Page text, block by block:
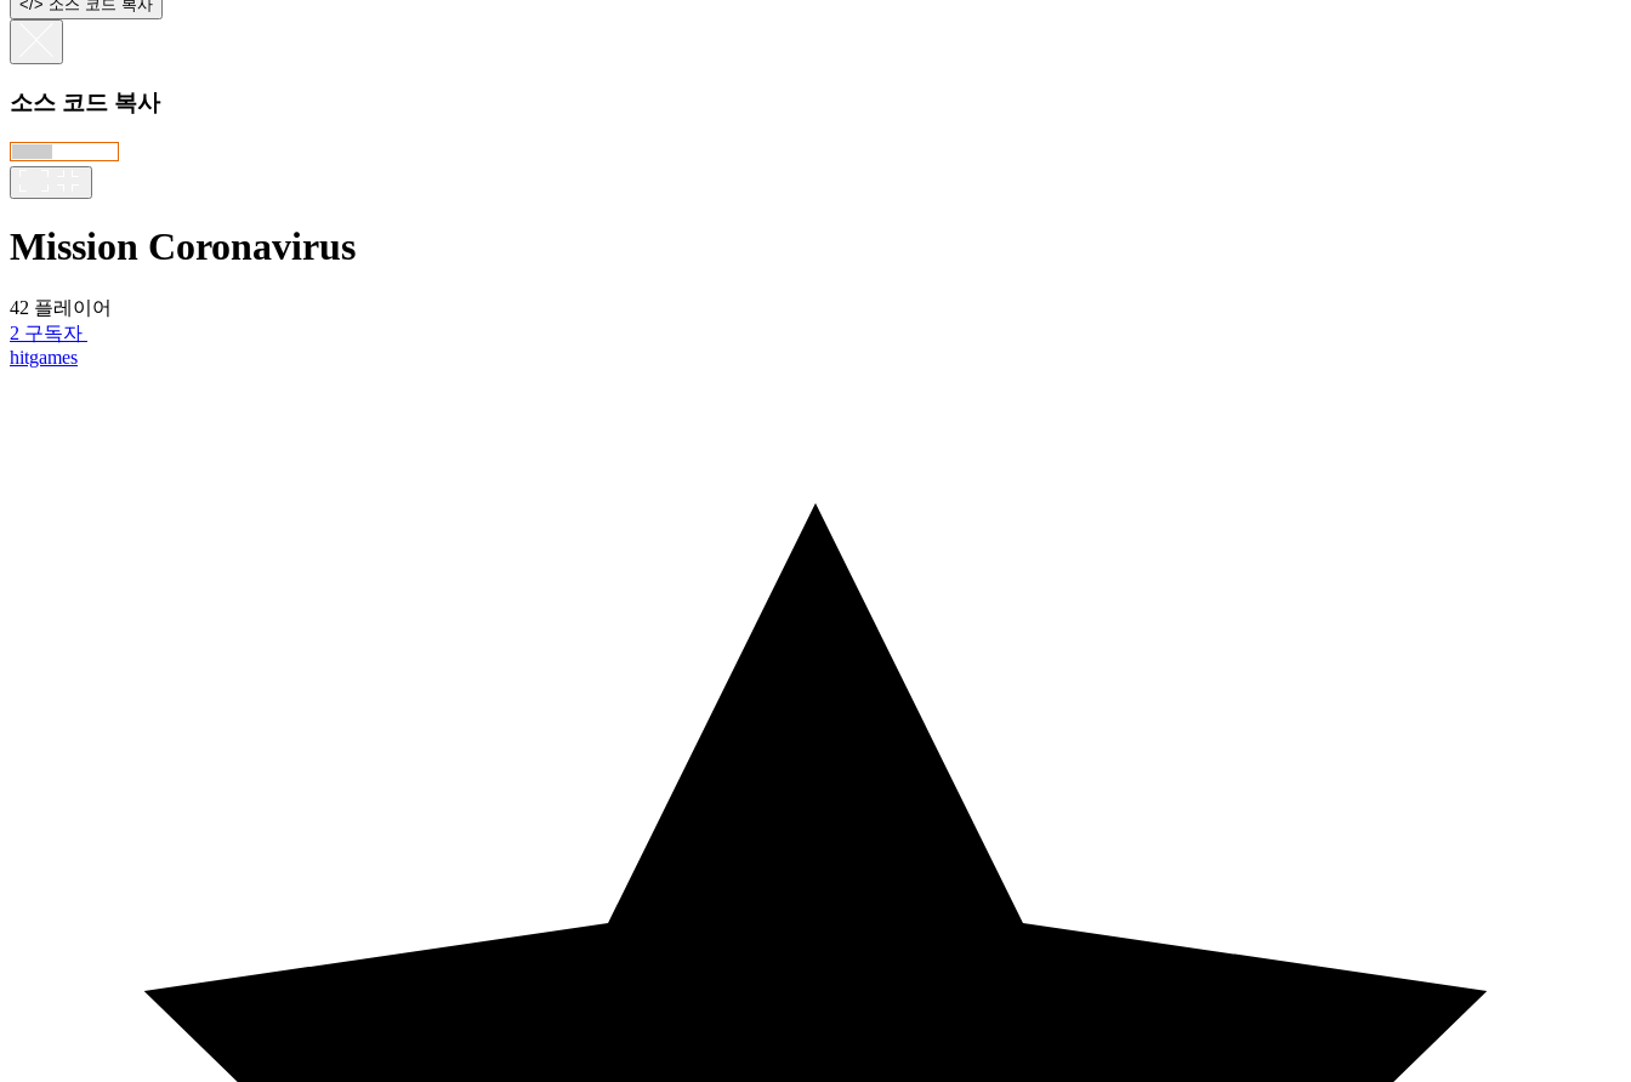
</> 소스 코드 복사
소스 코드 복사
Mission Coronavirus
42 플레이어
2 구독자
hitgames